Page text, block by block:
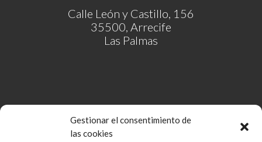
Gestionar el consentimiento de
las cookies
Calle León y Castillo, 156
35500, Arrecife
Las Palmas